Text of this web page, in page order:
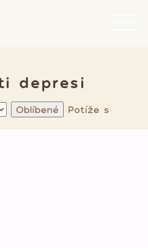
depresi
Oblíbené
Potíže s